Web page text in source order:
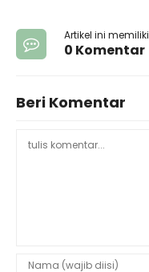
Artikel ini memiliki
0 Komentar
Beri Komentar